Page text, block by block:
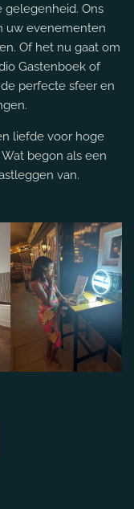
Ons
uw evenementen
Of het nu gaat om
Gastenboek of
perfecte sfeer en
liefde voor hoge
begon als een
van.